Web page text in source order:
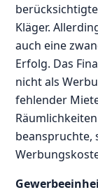
Kläger.
auch eine
Erfolg. Das
nicht als
fehlender
beanspruchte,